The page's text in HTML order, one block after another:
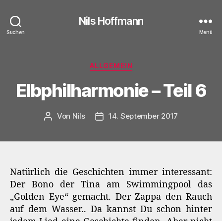
Suchen
Nils Hoffmann
Menü
Kategorien
ALLGEMEIN
Elbphilharmonie – Teil 6
Beitragsautor
Von Nils Beitragsdatum
14. September 2017
Natürlich die Geschichten immer interessant:
Der Bono der Tina am Swimmingpool das
„Golden Eye“ gemacht. Der Zappa den Rauch
auf dem Wasser.. Da kannst Du schon hinter